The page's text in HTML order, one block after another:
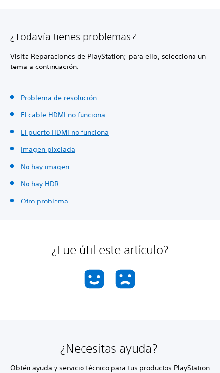
¿Todavía tienes problemas?
Visita Reparaciones de PlayStation; para ello, selecciona un
tema a continuación.
Problema de resolución
El cable HDMI no funciona
El puerto HDMI no funciona
Imagen pixelada
No hay imagen
No hay HDR
Otro problema
¿Fue útil este artículo?
¿Necesitas ayuda?
Obtén ayuda y servicio técnico para tus productos PlayStation